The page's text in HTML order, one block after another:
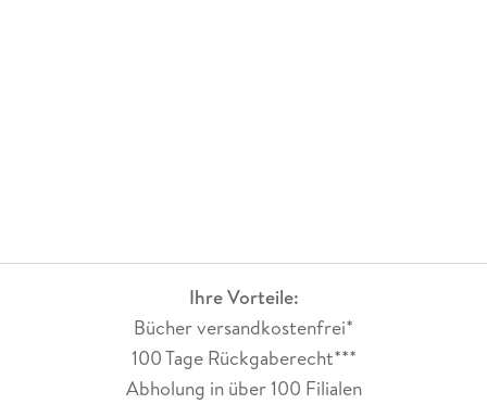
Ihre Vorteile:
Bücher versandkostenfrei*
100 Tage Rückgaberecht***
Abholung in über 100 Filialen